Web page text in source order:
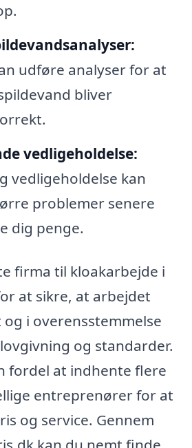
udføre analyser for at
bliver
vedligeholdelse:
vedligeholdelse kan
problemer senere
dig penge.
firma til kloakarbejde i
at sikre, at arbejdet
i overensstemmelse
og standarder.
fordel at indhente flere
entreprenører for at
og service. Gennem